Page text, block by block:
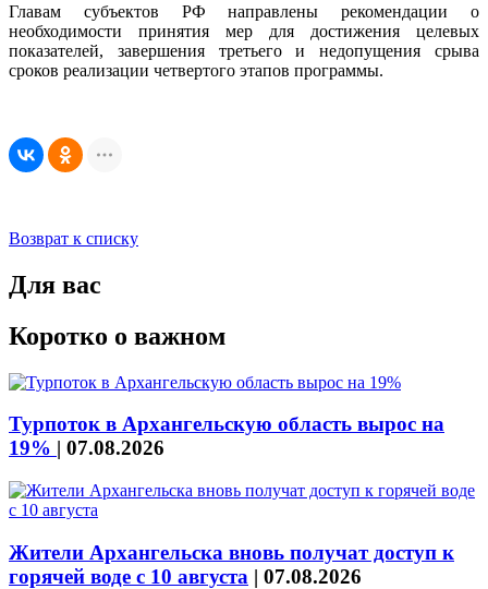
Главам субъектов РФ направлены рекомендации о
необходимости принятия мер для достижения целевых
показателей, завершения третьего и недопущения срыва
сроков реализации четвертого этапов программы.
Возврат к списку
Для вас
Коротко о важном
Турпоток в Архангельскую область вырос на
19% | 07.08.2026
Жители Архангельска вновь получат доступ к
горячей воде с 10 августа | 07.08.2026